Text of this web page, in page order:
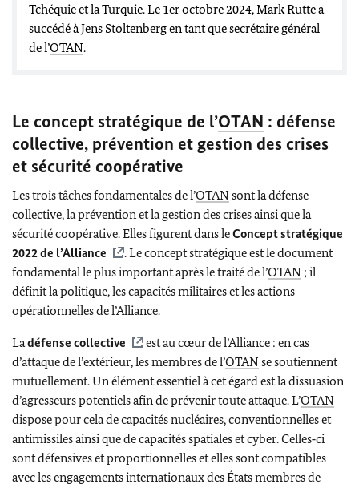
Tchéquie et la Turquie. Le 1eroctobre 2024, Mark Ruttea
succédé àJens Stoltenbergen tant que secrétaire général
de l’OTAN.
Le concept stratégique de l’OTAN : défense
collective, prévention et gestion des crises
et sécurité coopérative
Les trois tâches fondamentales de l’OTANsont la défense
collective, la prévention et la gestion des crises ainsi que la
sécurité coopérative. Elles figurent dans leConcept stratégique
2022 de l’Alliance
. Le concept stratégique est le document
fondamental le plus important après le traité de l’OTAN ; il
définit la politique, les capacités militaires et les actions
opérationnelles de l’Alliance.
Ladéfense collective
est au cœur de l’Alliance : en cas
d’attaque de l’extérieur, les membres de l’OTANse soutiennent
mutuellement. Un élément essentiel à cet égard est la dissuasion
d’agresseurs potentiels afin de prévenir toute attaque. L’OTAN
dispose pour cela de capacités nucléaires, conventionnelles et
antimissiles ainsi que de capacités spatiales et cyber. Celles‑ci
sont défensives et proportionnelles et elles sont compatibles
avec les engagements internationaux des États membres de